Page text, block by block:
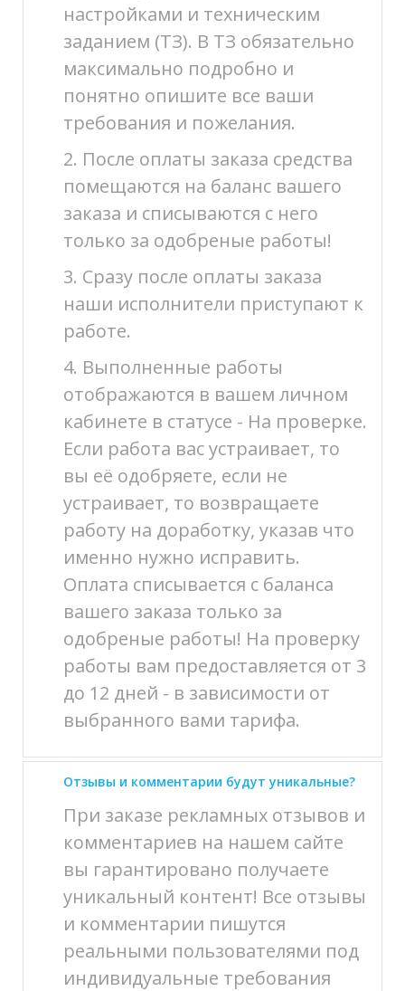
настройками и техническим
заданием (ТЗ). В ТЗ обязательно
максимально подробно и
понятно опишите все ваши
требования и пожелания.
2. После оплаты заказа средства
помещаются на баланс вашего
заказа и списываются с него
только за одобреные работы!
3. Сразу после оплаты заказа
наши исполнители приступают к
работе.
4. Выполненные работы
отображаются в вашем личном
кабинете в статусе - На проверке.
Если работа вас устраивает, то
вы её одобряете, если не
устраивает, то возвращаете
работу на доработку, указав что
именно нужно исправить.
Оплата списывается с баланса
вашего заказа только за
одобреные работы! На проверку
работы вам предоставляется от 3
до 12 дней - в зависимости от
выбранного вами тарифа.
Отзывы и комментарии будут уникальные?
При заказе рекламных отзывов и
комментариев на нашем сайте
вы гарантировано получаете
уникальный контент! Все отзывы
и комментарии пишутся
реальными пользователями под
индивидуальные требования